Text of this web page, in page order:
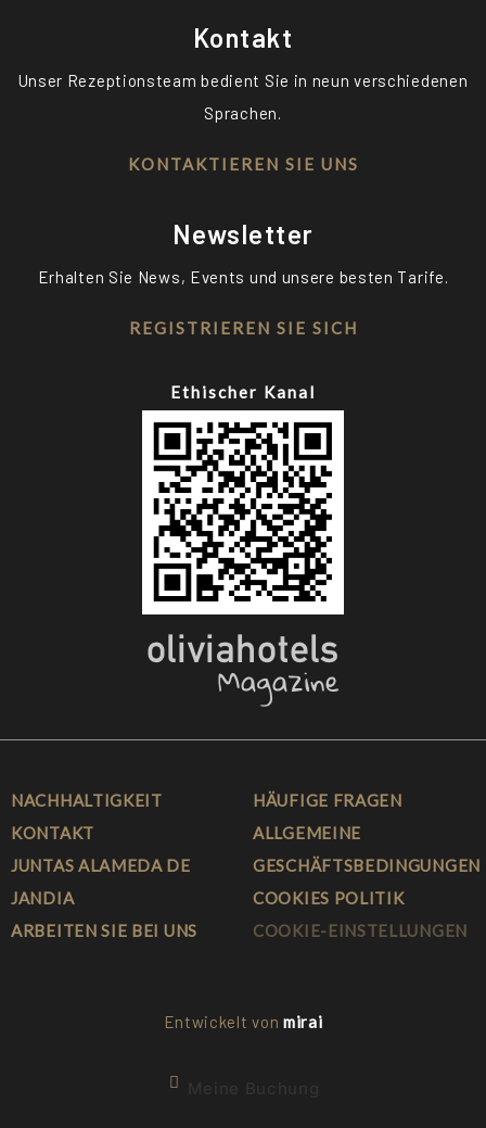
Kontakt
Unser Rezeptionsteam bedient Sie in neun verschiedenen
Sprachen.
KONTAKTIEREN SIE UNS
Newsletter
Erhalten Sie News, Events und unsere besten Tarife.
REGISTRIEREN SIE SICH
Ethischer Kanal
NACHHALTIGKEIT
KONTAKT
JUNTAS ALAMEDA DE
JANDIA
ARBEITEN SIE BEI UNS
HÄUFIGE FRAGEN
ALLGEMEINE
GESCHÄFTSBEDINGUNGEN
COOKIES POLITIK
COOKIE-EINSTELLUNGEN
Entwickelt von mirai